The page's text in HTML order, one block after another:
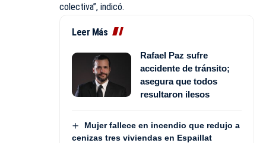
colectiva”, indicó.
Leer Más
Rafael Paz sufre
accidente de tránsito;
asegura que todos
resultaron ilesos
Mujer fallece en incendio que redujo a
cenizas tres viviendas en Espaillat